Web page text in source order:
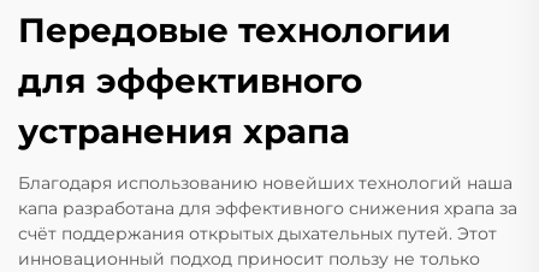
Передовые технологии
для эффективного
устранения храпа
Благодаря использованию новейших технологий наша
капа разработана для эффективного снижения храпа за
счёт поддержания открытых дыхательных путей. Этот
инновационный подход приносит пользу не только